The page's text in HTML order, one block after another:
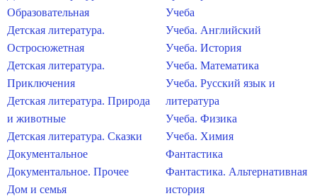
Образовательная
Детская литература.
Остросюжетная
Детская литература.
Приключения
Детская литература. Природа
и животные
Детская литература. Сказки
Документальное
Документальное. Прочее
Дом и семья
Учеба
Учеба. Английский
Учеба. История
Учеба. Математика
Учеба. Русский язык и
литература
Учеба. Физика
Учеба. Химия
Фантастика
Фантастика. Альтернативная
история